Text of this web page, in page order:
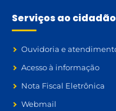
Serviços ao cidadão
Ouvidoria e
Acesso à informação
Nota Fiscal Eletrônica
Webmail